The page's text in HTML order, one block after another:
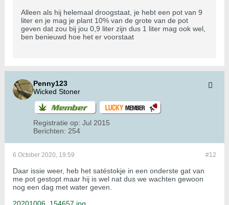
Alleen als hij helemaal droogstaat, je hebt een pot van 9
liter en je mag je plant 10% van de grote van de pot
geven dat zou bij jou 0,9 liter zijn dus 1 liter mag ook wel,
ben benieuwd hoe het er voorstaat
Penny123
Wicked Stoner
Registratie op: Jul 2015
Berichten: 254
#12
6 October 2020, 19:59
Daar issie weer, heb het satéstokje in een onderste gat van
me pot gestopt maar hij is wel nat dus we wachten gewoon
nog een dag met water geven.